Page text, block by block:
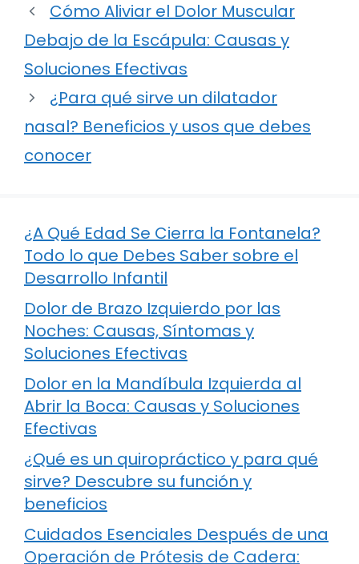
Cómo Aliviar el Dolor Muscular
Debajo de la Escápula: Causas y
Soluciones Efectivas
¿Para qué sirve un dilatador
nasal? Beneficios y usos que debes
conocer
¿A Qué Edad Se Cierra la Fontanela?
Todo lo que Debes Saber sobre el
Desarrollo Infantil
Dolor de Brazo Izquierdo por las
Noches: Causas, Síntomas y
Soluciones Efectivas
Dolor en la Mandíbula Izquierda al
Abrir la Boca: Causas y Soluciones
Efectivas
¿Qué es un quiropráctico y para qué
sirve? Descubre su función y
beneficios
Cuidados Esenciales Después de una
Operación de Prótesis de Cadera: